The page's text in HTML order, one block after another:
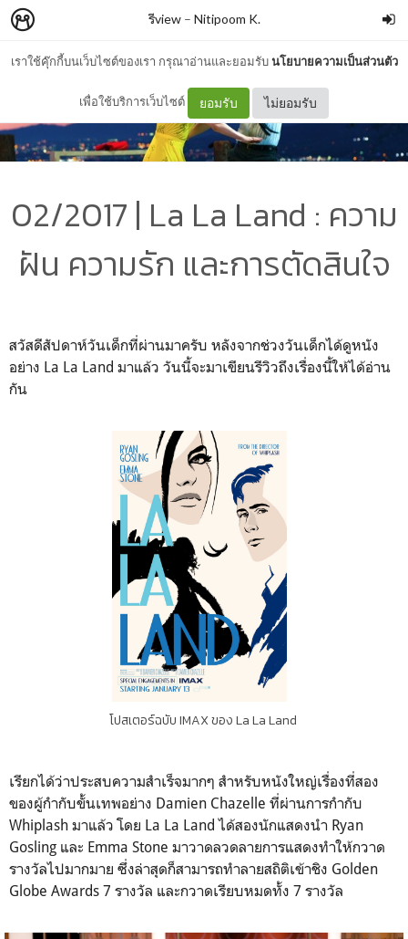
เราใช้คุ๊กกี้บนเว็บไซต์ของเรา กรุณาอ่านและยอมรับนโยบายความเป็นส่วนตัว
เพื่อใช้บริการเว็บไซต์ ยอมรับ ไม่ยอมรับ
รีview– Nitipoom K.
02/2017 | La La Land : ความ
ฝัน ความรัก และการตัดสินใจ
สวัสดีสัปดาห์วันเด็กที่ผ่านมาครับ หลังจากช่วงวันเด็กได้ดูหนัง
อย่าง La La Land มาแล้ว วันนี้จะมาเขียนรีวิวถึงเรื่องนี้ให้ได้อ่าน
กัน
โปสเตอร์ฉบับ IMAX ของ La La Land
เรียกได้ว่าประสบความสำเร็จมากๆ สำหรับหนังใหญ่เรื่องที่สอง
ของผู้กำกับขั้นเทพอย่าง Damien Chazelle ที่ผ่านการกำกับ
Whiplash มาแล้ว โดย La La Land ได้สองนักแสดงนำ Ryan
Gosling และ Emma Stone มาวาดลวดลายการแสดงทำให้กวาด
รางวัลไปมากมาย ซึ่งล่าสุดก็สามารถทำลายสถิติเข้าชิง Golden
Globe Awards 7 รางวัล และกวาดเรียบหมดทั้ง 7 รางวัล